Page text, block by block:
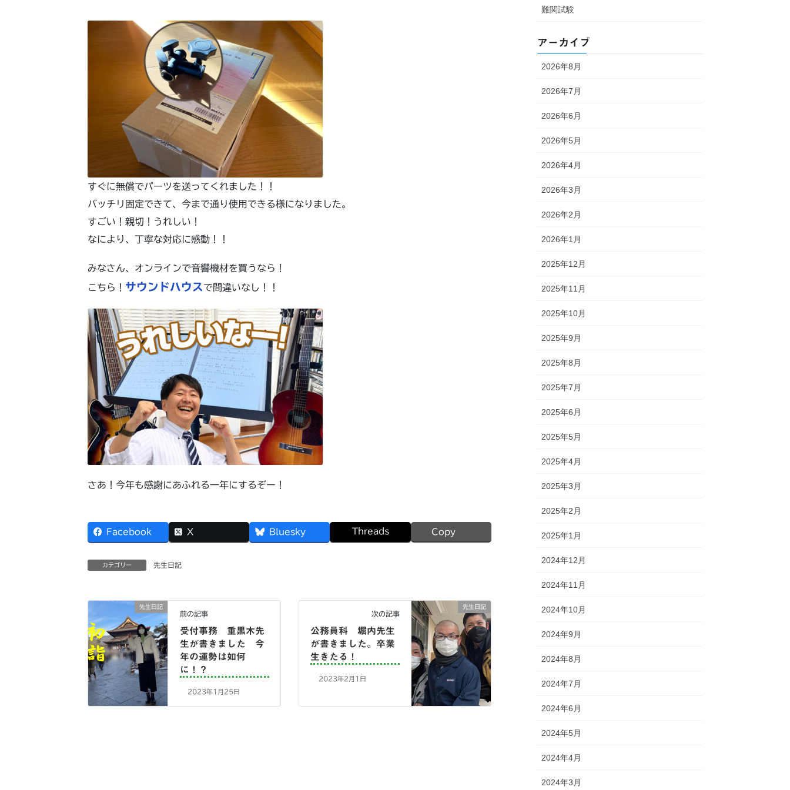
すぐに無償でパーツを送ってくれました！！
バッチリ固定できて、今まで通り使用できる様になりました。
すごい！親切！うれしい！
なにより、丁寧な対応に感動！！
みなさん、オンラインで音響機材を買うなら！
こちら！ サウンドハウスで間違いなし！！
さあ！今年も感謝にあふれる一年にするぞー！
Facebook X Bluesky Threads Copy
カテゴリー 先生日記
先生日記
前の記事
受付事務 重黒木先
生が書きました 今
年の運勢は如何
に！？
2023年1月25日
先生日記
次の記事
公務員科 堀内先生
が書きました。卒業
生きたる！
2023年2月1日
難関試験
アーカイブ
2026年8月
2026年7月
2026年6月
2026年5月
2026年4月
2026年3月
2026年2月
2026年1月
2025年12月
2025年11月
2025年10月
2025年9月
2025年8月
2025年7月
2025年6月
2025年5月
2025年4月
2025年3月
2025年2月
2025年1月
2024年12月
2024年11月
2024年10月
2024年9月
2024年8月
2024年7月
2024年6月
2024年5月
2024年4月
2024年3月